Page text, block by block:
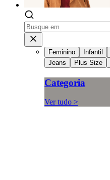
Feminino Infantil
Jeans
Plus Size
Categoria
Ver tudo >